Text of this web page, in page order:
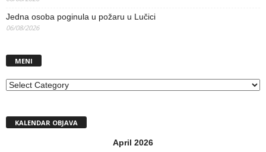
Jedna osoba poginula u požaru u Lučici
06/08/2026
MENI
MENI
KALENDAR OBJAVA
April 2026